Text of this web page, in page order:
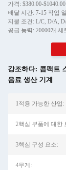
가격: $380.00-$1040.00
배달 시간: 7-15 작업
지불 조건: L/C, D/A,
공급 능력: 20000개 세
강조하다: 콤팩트
음료 생산 기계
1적용 가능한 산업:
2핵심 부품에 대한
3핵심 구성 요소:
4무게: